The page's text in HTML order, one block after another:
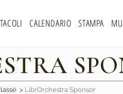
CALENDARIO STAMPA
> LibrOrchestra Sponsor